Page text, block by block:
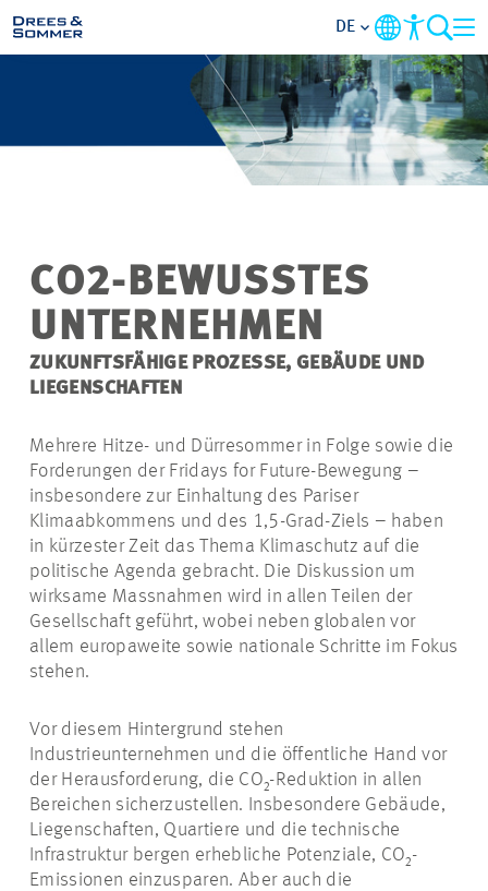
BRANCHEN
LEISTUNGEN
IM FOKUS
KONTAKT
PROJEKTE
DE
CO2-BEWUSSTES
UNTERNEHMEN
ZUKUNFTSFÄHIGE PROZESSE, GEBÄUDE UND
LIEGENSCHAFTEN
Mehrere Hitze- und Dürresommer in Folge sowie die
Forderungen der Fridays for Future-Bewegung –
insbesondere zur Einhaltung des Pariser
Klimaabkommens und des 1,5-Grad-Ziels – haben
in kürzester Zeit das Thema Klimaschutz auf die
politische Agenda gebracht. Die Diskussion um
wirksame Massnahmen wird in allen Teilen der
Gesellschaft geführt, wobei neben globalen vor
allem europaweite sowie nationale Schritte im Fokus
stehen.
Vor diesem Hintergrund stehen
Industrieunternehmen und die öffentliche Hand vor
der Herausforderung, die CO₂-Reduktion in allen
Bereichen sicherzustellen. Insbesondere Gebäude,
Liegenschaften, Quartiere und die technische
Infrastruktur bergen erhebliche Potenziale, CO₂-
Emissionen einzusparen. Aber auch die